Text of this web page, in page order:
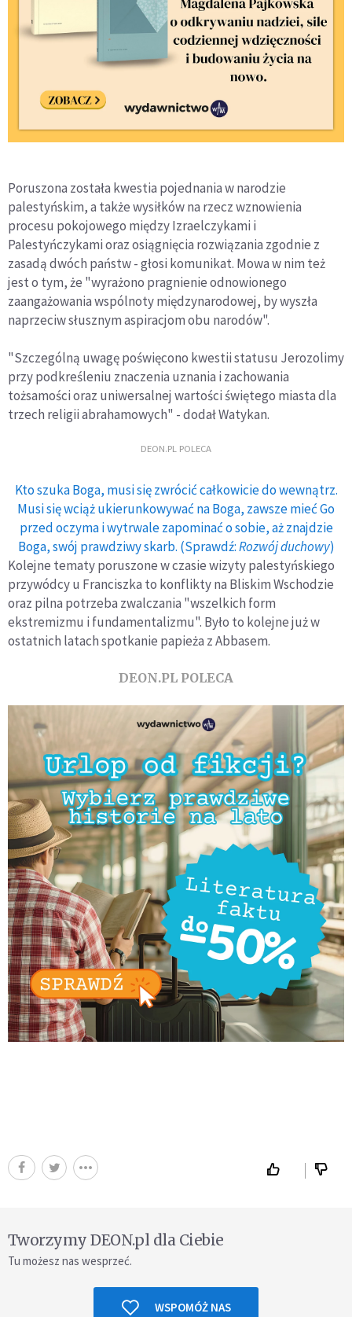
Poruszona została kwestia pojednania w narodzie
palestyńskim, a także wysiłków na rzecz wznowienia
procesu pokojowego między Izraelczykami i
Palestyńczykami oraz osiągnięcia rozwiązania zgodnie z
zasadą dwóch państw - głosi komunikat. Mowa w nim też
jest o tym, że "wyrażono pragnienie odnowionego
zaangażowania wspólnoty międzynarodowej, by wyszła
naprzeciw słusznym aspiracjom obu narodów".
"Szczególną uwagę poświęcono kwestii statusu Jerozolimy
przy podkreśleniu znaczenia uznania i zachowania
tożsamości oraz uniwersalnej wartości świętego miasta dla
trzech religii abrahamowych" - dodał Watykan.
DEON.PL POLECA
Kto szuka Boga, musi się zwrócić całkowicie do wewnątrz.
Musi się wciąż ukierunkowywać na Boga, zawsze mieć Go
przed oczyma i wytrwale zapominać o sobie, aż znajdzie
Boga, swój prawdziwy skarb. (Sprawdź:Rozwój duchowy)
Kolejne tematy poruszone w czasie wizyty palestyńskiego
przywódcy u Franciszka to konflikty na Bliskim Wschodzie
oraz pilna potrzeba zwalczania "wszelkich form
ekstremizmu i fundamentalizmu". Było to kolejne już w
ostatnich latach spotkanie papieża z Abbasem.
DEON.PL POLECA
Tworzymy DEON.pl dla Ciebie
Tu możesz nas wesprzeć.
WSPOMÓŻ NAS